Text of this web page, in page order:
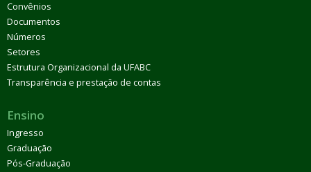
Convênios
Documentos
Números
Setores
Estrutura Organizacional da UFABC
Transparência e prestação de contas
Ensino
Ingresso
Graduação
Pós-Graduação